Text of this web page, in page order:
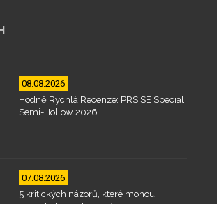
08.08.2026
Hodně Rychlá Recenze: PRS SE Special
Semi-Hollow 2026
07.08.2026
5 kritických názorů, které mohou